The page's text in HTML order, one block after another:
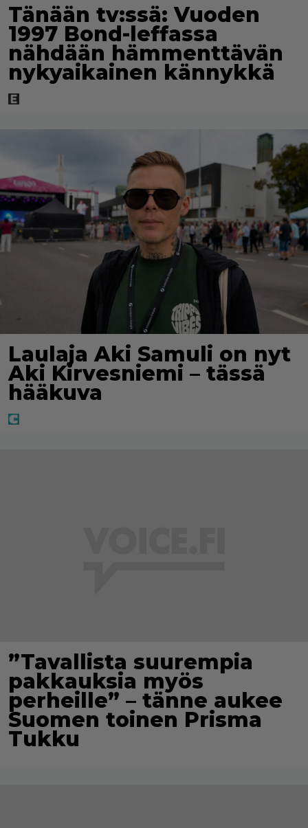
Tänään tv:ssä: Vuoden
1997 Bond-leffassa
nähdään hämmenttävän
nykyaikainen kännykkä
Laulaja Aki Samuli on nyt
Aki Kirvesniemi – tässä
hääkuva
”Tavallista suurempia
pakkauksia myös
perheille” – tänne aukee
Suomen toinen Prisma
Tukku